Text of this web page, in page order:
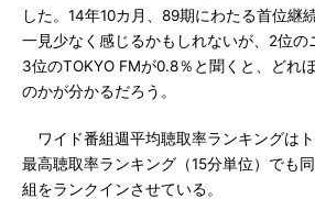
した。14年10カ月、89期にわたる首位継
一見少なく感じるかもしれないが、2位の
3位のTOKYO FMが0.8％と聞くと、どれ
のかが分かるだろう。
ワイド番組週平均聴取率ランキングは
最高聴取率ランキング（15分単位）でも
組をランクインさせている。